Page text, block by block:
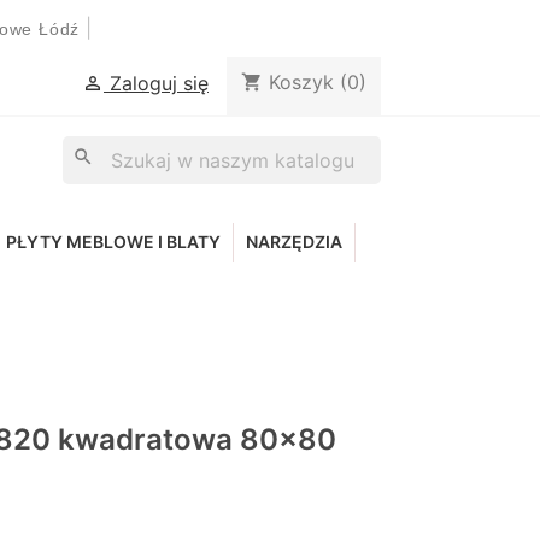
Łódź
 Zaloguj się shopping_cart Koszyk (0)
search
PŁYTY MEBLOWE I BLATY
NARZĘDZIA
kwadratowa 80x80